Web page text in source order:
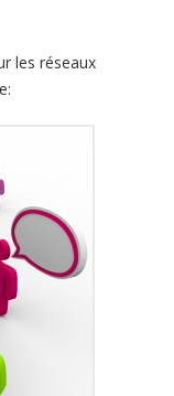
les réseaux